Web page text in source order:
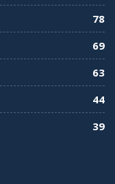
78
69
63
44
39